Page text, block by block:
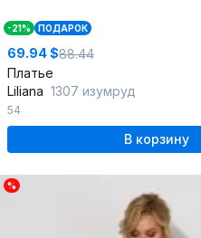
-21% ПОДАРОК
69.94 $88.44
Платье
Liliana 1307 изумруд
54
В корзину
%